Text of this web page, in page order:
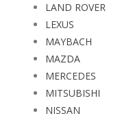
LAND ROVER
LEXUS
MAYBACH
MAZDA
MERCEDES
MITSUBISHI
NISSAN